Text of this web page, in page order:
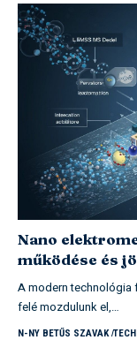
Nano
működése és
A modern technológia
felé mozdulunk el,…
N-NY BETŰS SZAVAK